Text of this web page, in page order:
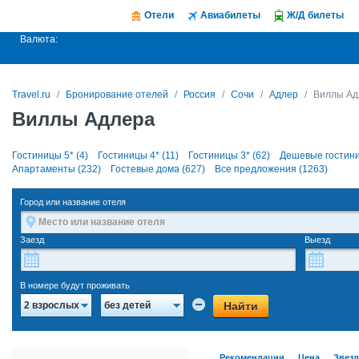
Отели Авиабилеты Ж/Д билеты
Валюта:
Travel.ru Бронирование отелей Россия Сочи Адлер Виллы
Виллы Адлера
Гостиницы 5* (4) Гостиницы 4* (11) Гостиницы 3* (62)
Дешевые
Апартаменты (232)
Гостевые дома (627) Все предложения (1263)
Город или название отеля
Заезд Выезд
В номере будут проживать
2 взрослых без детей Найти